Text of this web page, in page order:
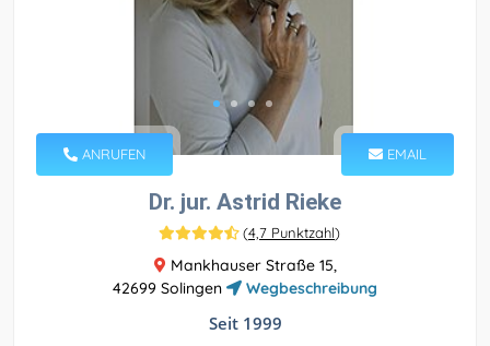
ANRUFEN EMAIL
Dr. jur. Astrid Rieke
(4,7 Punktzahl)
Mankhauser Straße 15,
42699 Solingen
Wegbeschreibung
Seit 1999